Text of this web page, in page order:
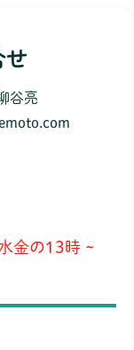
せ
谷亮
金の13時 ~